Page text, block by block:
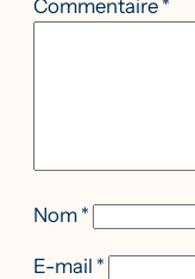
Commentaire *
Nom *
E-mail *